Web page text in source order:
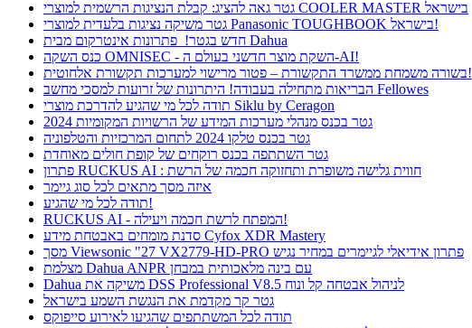
גטר גאה להציג: קבלת הנציגות הרשמית למוצרי COOLER MASTER בישראל
גטר משיקה נציגות בלעדית למוצרי Panasonic TOUGHBOOK בישראל!
חדש בגטר! פתרונות אינטרקום מבית Dahua
כנס השקה OMNISEC - השקת מוצר חדשני בעולם ה-AI!
בשורה משמחת ממשרד התקשורת – פטור מרישוי למערכות תקשורת אלחוטית!
הבריאות מתחילה בעבודה! היתרונות של זרועות למסכי מחשב Fellowes
תודה לכל מי שהגיע להדרכת מוצרי Siklu by Ceragon
גטר בכנס מנהלי מערכות המידע של הרשויות המקומיות 2024
גטר בכנס טלקו 2024 לתחום המרכזיות והטלפוניה
גטר השתתפה בכנס רוקחים של קופת חולים מאוחדת
פתרון RUCKUS AI : חווית גלישה משופרת ותחזוקה חכמה של הרשת
איזה מסך מתאים לכל סוג גיימר
תודה לכל מי שהגיע!
RUCKUS AI - המפתח לרשת חכמה ויעילה!
סדנת מומחים באבטחת מידע Cyfox XDR Mastery
מסך Viewsonic "27 VX2779-HD-PRO פתרון אידיאלי לגיימרים במחיר נגיש
מצלמת Dahua ANPR עם בינה מלאכותית במבחן
Dahua משיקה את DSS Professional V8.5 לניהול אבטחה קל ונוח
גטר קר מקדמת את הנגשת השמע בישראל
תודה לכל המשתתפים שהגיעו לאירוע סייפוקס